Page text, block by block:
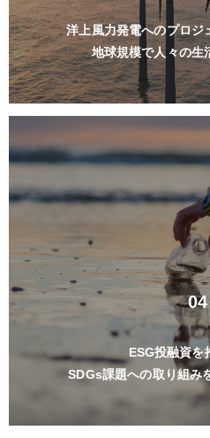
洋上風力発電へのプロジ
地球規模で人々の生
04
ESG投融資を
SDGs課題への取り組み